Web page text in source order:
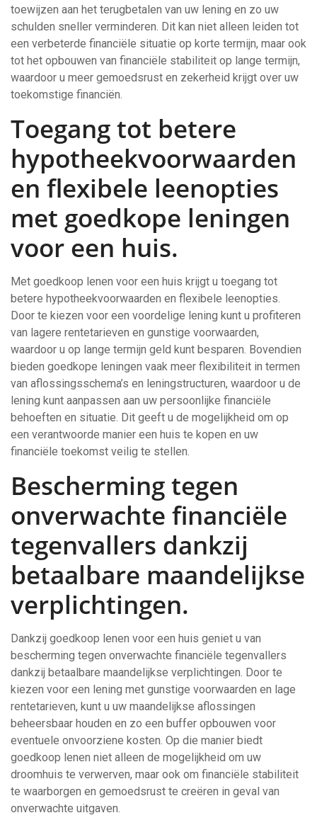
toewijzen aan het terugbetalen van uw lening en zo uw
schulden sneller verminderen. Dit kan niet alleen leiden tot
een verbeterde financiële situatie op korte termijn, maar ook
tot het opbouwen van financiële stabiliteit op lange termijn,
waardoor u meer gemoedsrust en zekerheid krijgt over uw
toekomstige financiën.
Toegang tot betere
hypotheekvoorwaarden
en flexibele leenopties
met goedkope leningen
voor een huis.
Met goedkoop lenen voor een huis krijgt u toegang tot
betere hypotheekvoorwaarden en flexibele leenopties.
Door te kiezen voor een voordelige lening kunt u profiteren
van lagere rentetarieven en gunstige voorwaarden,
waardoor u op lange termijn geld kunt besparen. Bovendien
bieden goedkope leningen vaak meer flexibiliteit in termen
van aflossingsschema’s en leningstructuren, waardoor u de
lening kunt aanpassen aan uw persoonlijke financiële
behoeften en situatie. Dit geeft u de mogelijkheid om op
een verantwoorde manier een huis te kopen en uw
financiële toekomst veilig te stellen.
Bescherming tegen
onverwachte financiële
tegenvallers dankzij
betaalbare maandelijkse
verplichtingen.
Dankzij goedkoop lenen voor een huis geniet u van
bescherming tegen onverwachte financiële tegenvallers
dankzij betaalbare maandelijkse verplichtingen. Door te
kiezen voor een lening met gunstige voorwaarden en lage
rentetarieven, kunt u uw maandelijkse aflossingen
beheersbaar houden en zo een buffer opbouwen voor
eventuele onvoorziene kosten. Op die manier biedt
goedkoop lenen niet alleen de mogelijkheid om uw
droomhuis te verwerven, maar ook om financiële stabiliteit
te waarborgen en gemoedsrust te creëren in geval van
onverwachte uitgaven.